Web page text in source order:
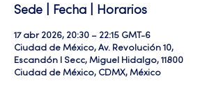
Sede | Fecha | Horarios
17 abr 2026, 20:30 – 22:15 GMT-6
Ciudad de México, Av. Revolución 10,
Escandón I Secc, Miguel Hidalgo, 11800
Ciudad de México, CDMX, México